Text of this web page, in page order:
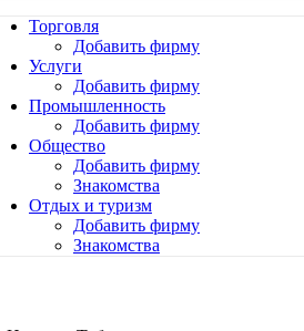
Торговля
Добавить фирму
Услуги
Добавить фирму
Промышленность
Добавить фирму
Общество
Добавить фирму
Знакомства
Отдых и туризм
Добавить фирму
Знакомства